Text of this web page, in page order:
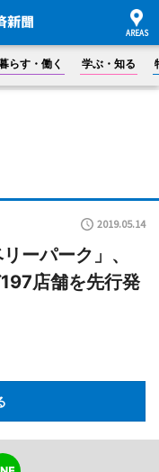
らす・働く 学ぶ・知る
2019.05.14
ーパーク」、
店舗を先行発